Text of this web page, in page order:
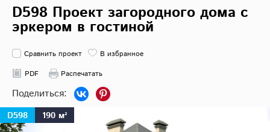
D598 Проект загородного дома с
эркером в гостиной
Сравнить проект
В избранное
PDF
Распечатать
D598 190 м²